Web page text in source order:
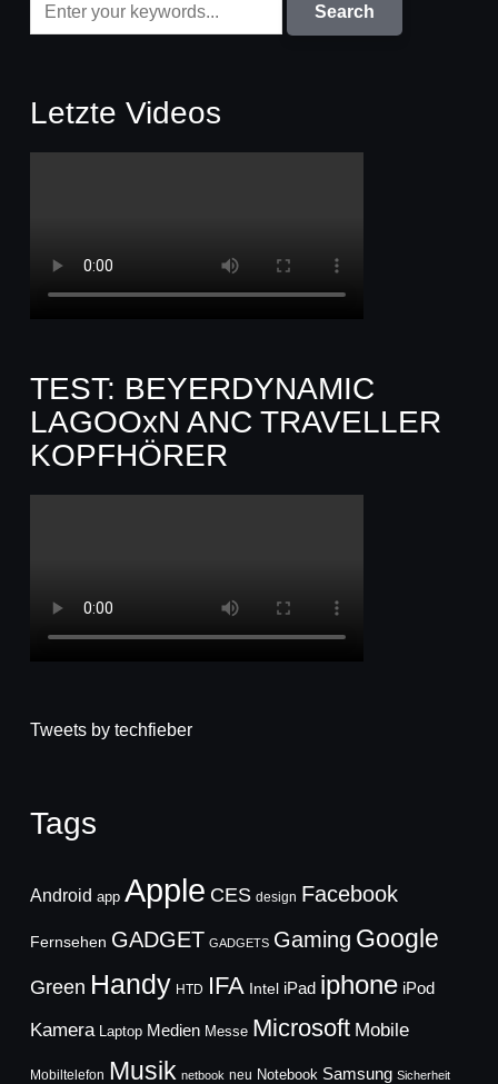
Letzte Videos
TEST: BEYERDYNAMIC
LAGOOxN ANC TRAVELLER
KOPFHÖRER
Tweets by techfieber
Tags
Android app Apple CES design Facebook
Fernsehen GADGET GADGETS Gaming Google
Green Handy HTD IFA Intel iPad iphone iPod
Kamera Laptop Medien Messe Microsoft Mobile
Mobiltelefon Musik netbook neu Notebook Samsung Sicherheit